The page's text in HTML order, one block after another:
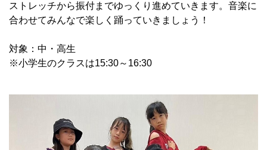
ストレッチから振付までゆっくり進めていきます。音楽に
合わせてみんなで楽しく踊っていきましょう！
対象：中・高生
※小学生のクラスは15:30～16:30